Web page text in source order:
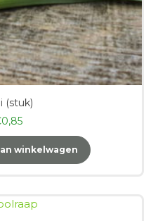
(stuk)
0,85
winkelwagen